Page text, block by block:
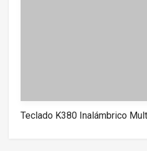
Teclado K380 Inalámbrico